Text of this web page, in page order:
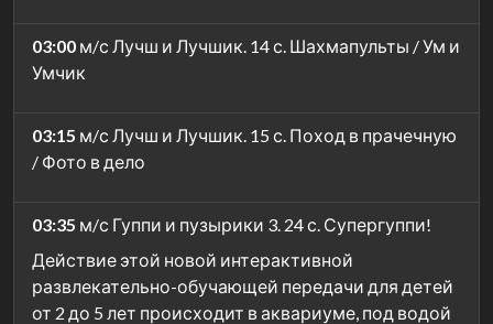
03:00 м/с Лучш и Лучшик. 14 с. Шахмапульты / Ум и
Умчик
03:15 м/с Лучш и Лучшик. 15 с. Поход в прачечную
/ Фото в дело
03:35 м/с Гуппи и пузырики 3. 24 с. Супергуппи!
Действие этой новой интерактивной
развлекательно-обучающей передачи для детей
от 2 до 5 лет происходит в аквариуме, под водой